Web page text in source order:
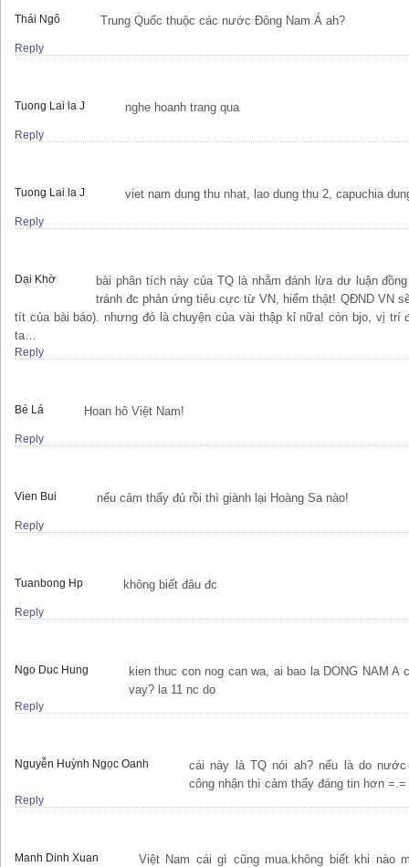
Thái Ngô Trung Quốc thuộc các nước Đông Nam Á ah?
Reply
Tuong Lai la J nghe hoanh trang qua
Reply
Tuong Lai la J viet nam dung thu nhat, lao dung thu 2, capuchia
Reply
Dại Khờ
bài phân tích này của TQ là nhằm đánh lừa dư luận
tránh đc phản ứng tiêu cực từ VN, hiểm thật! QĐND VN
tít của bài báo). nhưng đó là chuyện của vài thập kỉ nữa! còn bjo, vị trí
ta…
Reply
Bé Lá Hoan hô Việt Nam!
Reply
Vien Bui nếu cảm thấy đủ rồi thì giành lại Hoàng Sa nào!
Reply
Tuanbong Hp không biết đâu đc
Reply
Ngo Duc Hung
kien thuc con nog can wa, ai bao la DONG NAM A
vay? la 11 nc do
Reply
Nguyễn Huỳnh Ngọc Oanh
cái này là TQ nói ah? nếu là do nước
công nhận thì cảm thấy đáng tin hơn =.=
Reply
Manh Dinh Xuan
Việt Nam cái gì cũng mua.không biết khi nào